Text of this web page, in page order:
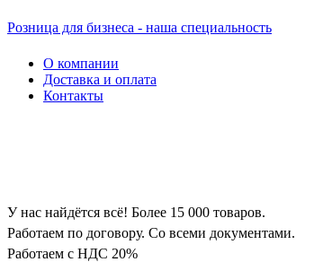
Розница для бизнеса - наша специальность
О компании
Доставка и оплата
Контакты
У нас найдётся всё! Более 15 000 товаров.
Работаем по договору. Со всеми документами.
Работаем с НДС 20%